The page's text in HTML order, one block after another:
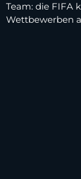
Team: die FIFA
Wettbewerben